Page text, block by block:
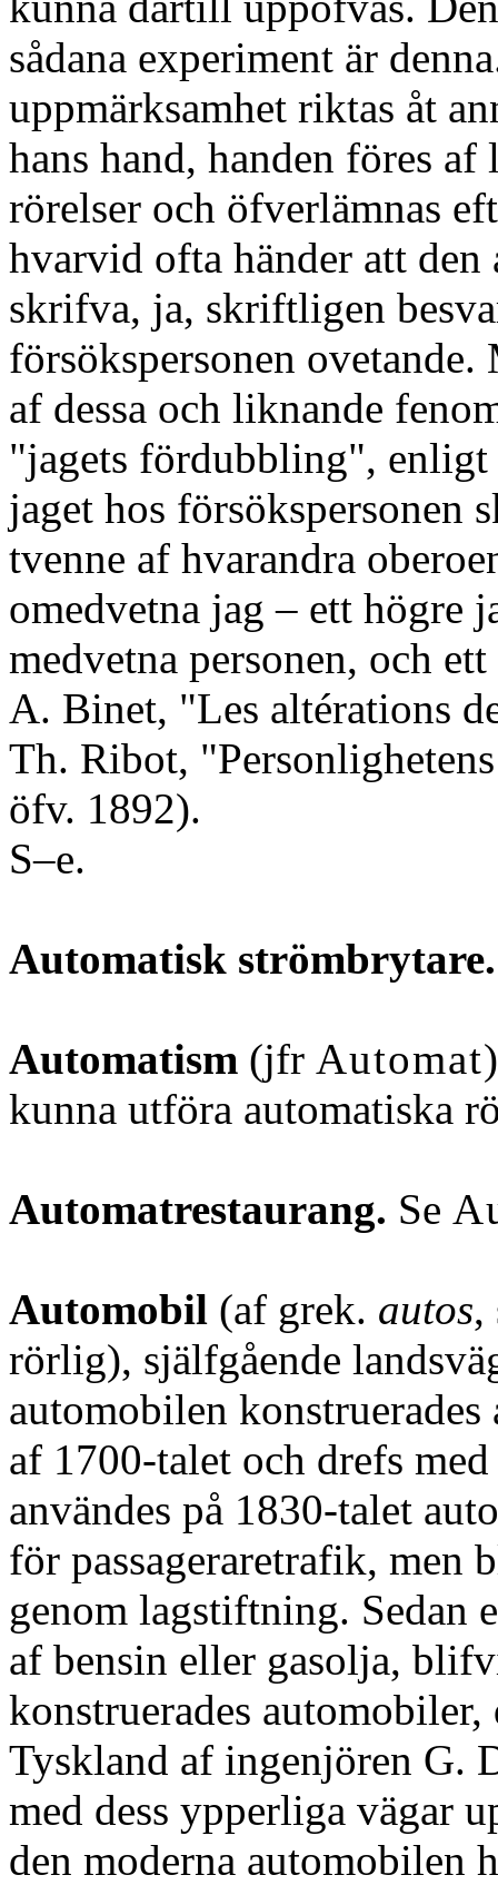
sådana experiment är
uppmärksamhet riktas åt
hans hand, handen föres
rörelser och öfverlämnas
hvarvid ofta händer att
skrifva, ja, skriftligen
försökspersonen
af dessa och liknande
"jagets fördubbling",
jaget hos försökspersonen
tvenne af hvarandra
omedvetna jag – ett högre
medvetna personen, och
A. Binet, "Les altérations
Th. Ribot,
öfv. 1892).
S–e.
Automatisk strömbrytare.
Automatism (jfr Automat
kunna utföra automatiska
Automatrestaurang. Se
Automobil (af grek. autos,
rörlig), själfgående
automobilen
af 1700-talet och drefs
användes på 1830-talet
för passageraretrafik, men
genom lagstiftning. Sedan
af bensin eller gasolja,
konstruerades
Tyskland af ingenjören G.
med dess ypperliga vägar
den moderna automobilen